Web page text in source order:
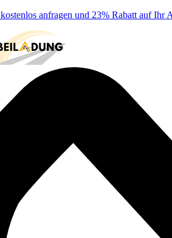
kostenlos anfragen und 23% Rabatt auf